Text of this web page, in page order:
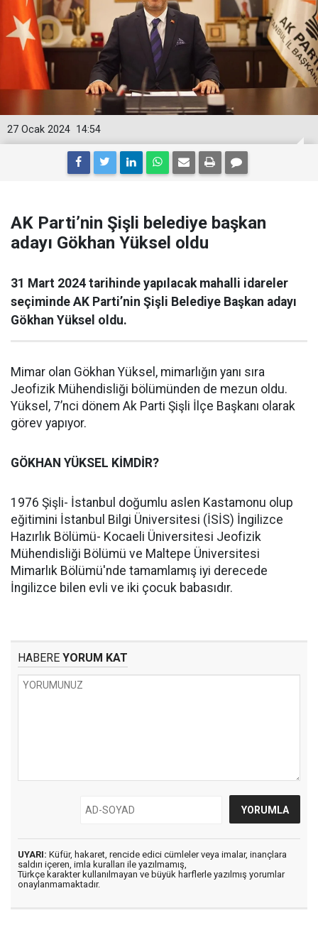
14:54
27 Ocak 2024
AK Parti’nin Şişli belediye başkan
adayı Gökhan Yüksel oldu
31 Mart 2024 tarihinde yapılacak mahalli idareler
seçiminde AK Parti’nin Şişli Belediye Başkan adayı
Gökhan Yüksel oldu.
Mimar olan Gökhan Yüksel, mimarlığın yanı sıra
Jeofizik Mühendisliği bölümünden de mezun oldu.
Yüksel, 7’nci dönem Ak Parti Şişli İlçe Başkanı olarak
görev yapıyor.
GÖKHAN YÜKSEL KİMDİR?
1976 Şişli- İstanbul doğumlu aslen Kastamonu olup
eğitimini İstanbul Bilgi Üniversitesi (İSİS) İngilizce
Hazırlık Bölümü- Kocaeli Üniversitesi Jeofizik
Mühendisliği Bölümü ve Maltepe Üniversitesi
Mimarlık Bölümü'nde tamamlamış iyi derecede
İngilizce bilen evli ve iki çocuk babasıdır.
HABERE YORUM KAT
UYARI: Küfür, hakaret, rencide edici cümleler veya imalar, inançlara
saldırı içeren, imla kuralları ile yazılmamış,
Türkçe karakter kullanılmayan ve büyük harflerle yazılmış yorumlar
onaylanmamaktadır.